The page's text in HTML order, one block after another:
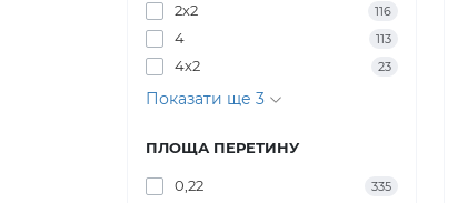
2х2 116
4 113
4х2 23
Показати ще 3
ПЛОЩА ПЕРЕТИНУ
0,22 335